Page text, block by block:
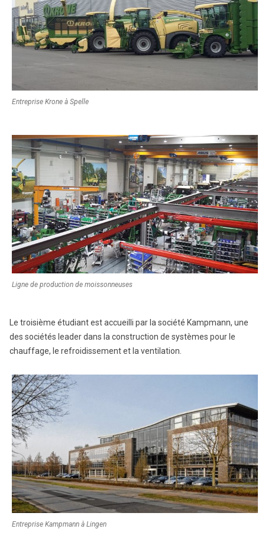
Entreprise Krone à Spelle
Ligne de production de moissonneuses
Le troisième étudiant est accueilli par la société Kampmann, une
des sociétés leader dans la construction de systèmes pour le
chauffage, le refroidissement et la ventilation.
Entreprise Kampmann à Lingen